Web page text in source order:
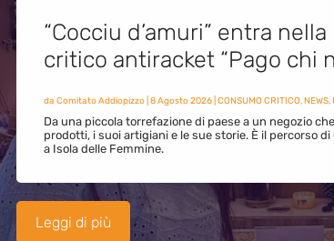
“Cocciu d’amuri” entra
critico antiracket “Pago chi
da Comitato Addiopizzo| 8 Agosto 2026| CONSUMO CRITICO,NEWS,
Da una piccola torrefazione di paese a un negozio
prodotti, i suoi artigiani e le sue storie. È il percorso di
a Isola delle Femmine.
Leggi di più